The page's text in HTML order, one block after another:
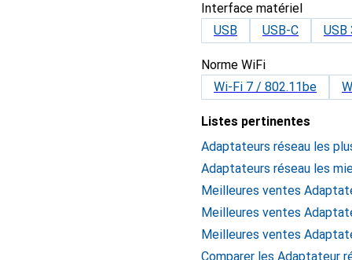
Interface matériel
USB
USB-C USB
Norme WiFi
Wi-Fi 7 / 802.11be
Listes pertinentes
Adaptateurs réseau les
Adaptateurs réseau les
Meilleures ventes
Meilleures ventes
Meilleures ventes
Comparer les Adaptateur